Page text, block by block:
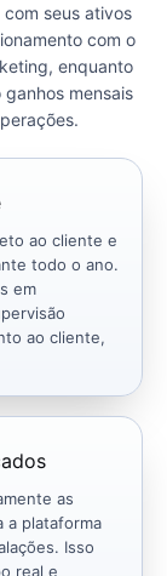
seus ativos
com o
enquanto
mensais
ao cliente e
todo o ano.
em
ao cliente,
as
a plataforma
Isso
real e